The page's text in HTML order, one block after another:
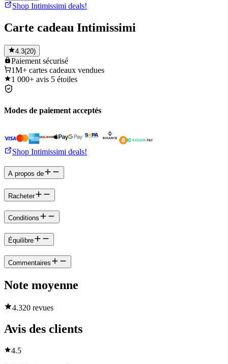
Shop Intimissimi deals!
Carte cadeau Intimissimi
4.3(20)
Paiement sécurisé
1M+ cartes cadeaux vendues
1 000+ avis 5 étoiles
Modes de paiement acceptés
Shop Intimissimi deals!
A propos de
Racheter
Conditions
Équilibre
Commentaires
Note moyenne
4.320 revues
Avis des clients
4.5